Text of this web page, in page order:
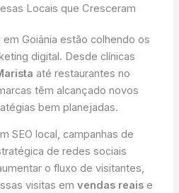
Locais que Cresceram
Goiânia estão colhendo os
digital. Desde clínicas
até restaurantes no
têm alcançado novos
bem planejadas.
SEO local, campanhas de
de redes sociais
o fluxo de visitantes,
visitas emvendas reais e